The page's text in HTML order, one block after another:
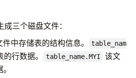
别
键锁这三种行锁有什么区别
后，什么时候释放锁
他锁是什么
如何避免
三个磁盘文件：
件中存储表的结构信息。
table_nam
行数据。 table_name.MYI
该文